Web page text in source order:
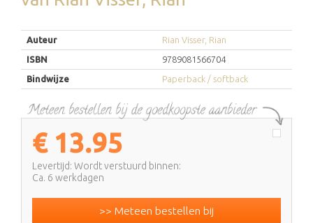
Auteur
Rian Visser, Rian
ISBN
9789081566704
Bindwijze
Paperback / softback
€ 13.95
Levertijd: Wordt verstuurd binnen:
Ca. 6 werkdagen
>> Meteen bestellen bij